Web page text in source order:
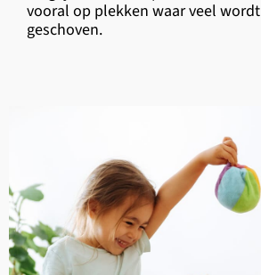
vooral op plekken waar veel wordt
geschoven.